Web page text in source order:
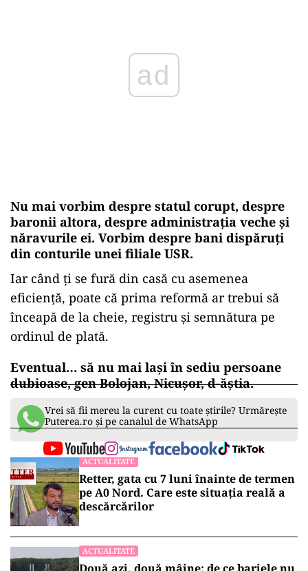
Pentru un partid care și-a construit o mare parte
din identitate pe ideea de competență,
transparență și curățenie administrativă, o
ad
Nu mai vorbim despre statul corupt, despre
baronii altora, despre administrația veche și
năravurile ei. Vorbim despre bani dispăruți
din conturile unei filiale USR.
Iar când ți se fură din casă cu asemenea
eficiență, poate că prima reformă ar trebui să
înceapă de la cheie, registru și semnătura pe
ordinul de plată.